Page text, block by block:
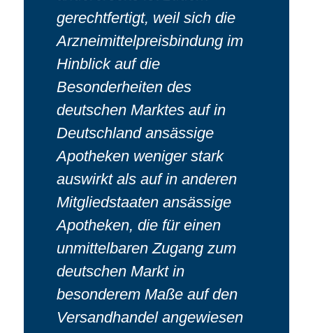
gerechtfertigt, weil sich die
Arzneimittelpreisbindung im
Hinblick auf die
Besonderheiten des
deutschen Marktes auf in
Deutschland ansässige
Apotheken weniger stark
auswirkt als auf in anderen
Mitgliedstaaten ansässige
Apotheken, die für einen
unmittelbaren Zugang zum
deutschen Markt in
besonderem Maße auf den
Versandhandel angewiesen